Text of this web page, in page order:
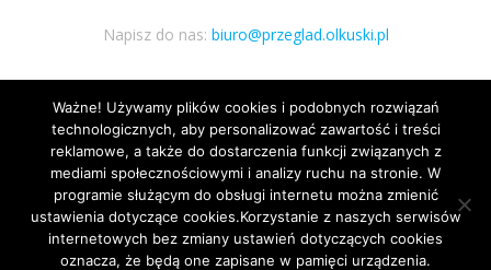
Napisz do nas: biuro@przeglad.olkuski.pl
Podążaj za nami
Nota prawna Polityka prywatnosci Kariera Regulamin
Ważne! Używamy plików cookies i podobnych rozwiązań
technologicznych, aby personalizować zawartość i treści
reklamowe, a także do dostarczenia funkcji związanych z
mediami społecznościowymi i analizy ruchu na stronie. W
programie służącym do obsługi internetu można zmienić
ustawienia dotyczące cookies.Korzystanie z naszych serwisów
internetowych bez zmiany ustawień dotyczących cookies
oznacza, że będą one zapisane w pamięci urządzenia.